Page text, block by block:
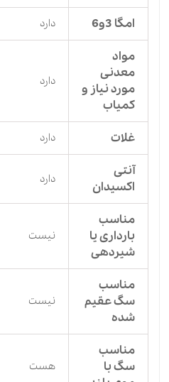
امگا 3و6 دارد
مواد
معدنی
مورد نیاز و
کمیاب
دارد
غلات دارد
آنتی
اکسیدان
دارد
مناسب
بارداری یا
شیردهی
نیست
مناسب
سگ عقیم
شده
نیست
مناسب
سگ با
هست